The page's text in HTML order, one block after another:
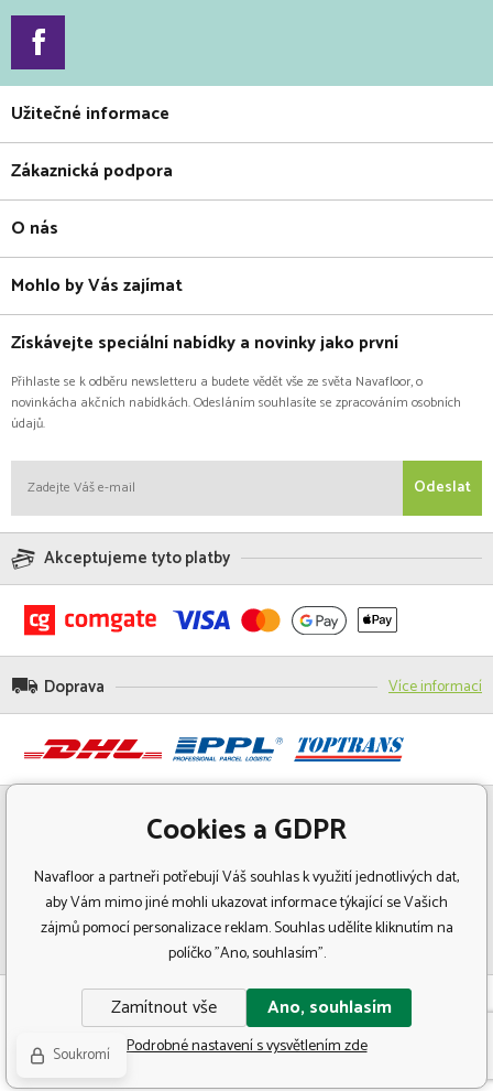
Užitečné informace
Zákaznická podpora
O nás
Mohlo by Vás zajímat
Získávejte speciální nabídky a novinky jako první
Přihlaste se k odběru newsletteru a budete vědět vše ze světa Navafloor, o
novinkácha akčních nabídkách. Odesláním souhlasíte se zpracováním osobních
údajů.
Odeslat
Akceptujeme tyto platby
Doprava Více informací
© Copyright 2018 Navafloor - Specializovaný prodej podlahových krytin.
Všechna práva vyhrazena.
Tvorbu webové stránky
Cookies a GDPR
Navafloor a partneři potřebují Váš souhlas k využití jednotlivých dat,
aby Vám mimo jiné mohli ukazovat informace týkající se Vašich
zájmů pomocí personalizace reklam. Souhlas udělíte kliknutím na
políčko "Ano, souhlasím".
Zamítnout vše Ano, souhlasím
Podrobné nastavení s vysvětlením zde
Soukromí